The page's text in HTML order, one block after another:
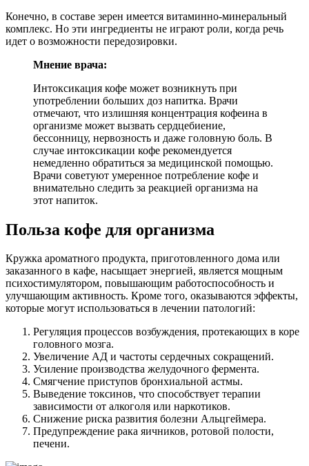
Конечно, в составе зерен имеется витаминно-минеральный
комплекс. Но эти ингредиенты не играют роли, когда речь
идет о возможности передозировки.
Мнение врача:
Интоксикация кофе может возникнуть при
употреблении больших доз напитка. Врачи
отмечают, что излишняя концентрация кофеина в
организме может вызвать сердцебиение,
бессонницу, нервозность и даже головную боль. В
случае интоксикации кофе рекомендуется
немедленно обратиться за медицинской помощью.
Врачи советуют умеренное потребление кофе и
внимательно следить за реакцией организма на
этот напиток.
Польза кофе для организма
Кружка ароматного продукта, приготовленного дома или
заказанного в кафе, насыщает энергией, является мощным
психостимулятором, повышающим работоспособность и
улучшающим активность. Кроме того, оказываются эффекты,
которые могут использоваться в лечении патологий:
Регуляция процессов возбуждения, протекающих в коре
головного мозга.
Увеличение АД и частоты сердечных сокращений.
Усиление производства желудочного фермента.
Смягчение приступов бронхиальной астмы.
Выведение токсинов, что способствует терапии
зависимости от алкоголя или наркотиков.
Снижение риска развития болезни Альцгеймера.
Предупреждение рака яичников, ротовой полости,
печени.